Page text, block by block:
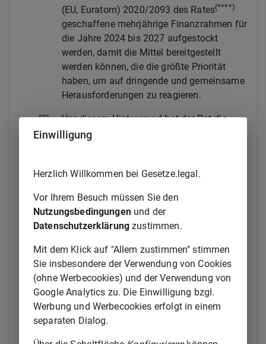
(EU, Euratom) 2020/2093 des Rates(****)
geschaffene mehrjährige Finanzrahmen für
die Jahre 2024 bis 2027 aufgestockt
werden, damit die Mittel bereitgestellt
werden können, die die größte Priorität
haben, um auf dringende und gemeinsame
Herausforderungen zu reagieren.
(2)
Vor diesem Hintergrund hat der Rat die
Verordnung (EU, Euratom) 2024/765
indem der in der genannten Verordnung
festgelegte Höchstbetrag für die Reserve
für die Anpassung an den Brexit (im
Folgenden „Reserve” ) gekürzt wurde,
sodass Mittel für andere Zwecke
umgeschichtet werden können.
(3)
Die in der Verordnung (EU) 2021/1755
vorgesehenen maximalen Mittel der
Reserve sollten daher gekürzt werden. Um
die wirksame Verwendung der Mittel, die
den Mitgliedstaaten bereits aus der
Einwilligung
Herzlich Willkommen bei Gesetze.legal.
Vor Ihrem Besuch müssen Sie den
Nutzungsbedingungenund der
Datenschutzerklärung zustimmen.
Mit dem Klick auf "Allem zustimmen" stimmen
Sie insbesondere der Verwendung von Cookies
(ohne Werbecookies) und der Verwendung von
Google Analytics zu. Die Einwilligung bzgl.
Werbung und Werbecookies erfolgt in einem
separaten Dialog.